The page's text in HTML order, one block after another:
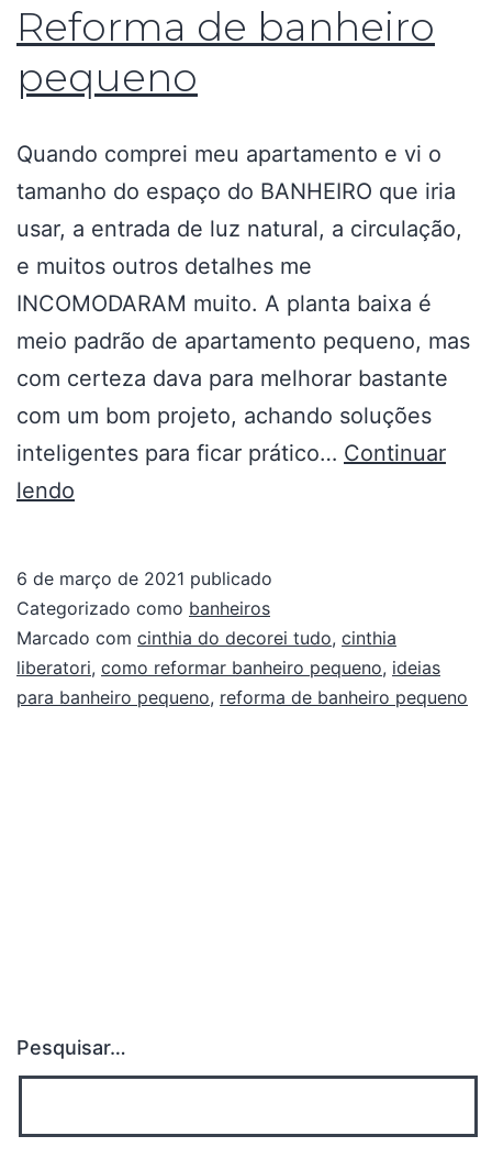
Reforma de banheiro
pequeno
Quando comprei meu apartamento e vi o
tamanho do espaço do BANHEIRO que iria
usar, a entrada de luz natural, a circulação,
e muitos outros detalhes me
INCOMODARAM muito. A planta baixa é
meio padrão de apartamento pequeno, mas
com certeza dava para melhorar bastante
com um bom projeto, achando soluções
inteligentes para ficar prático… Continuar
lendo
6 de março de 2021 publicado
Categorizado como banheiros
Marcado com cinthia do decorei tudo, cinthia
liberatori, como reformar banheiro pequeno, ideias
para banheiro pequeno, reforma de banheiro pequeno
Pesquisar…